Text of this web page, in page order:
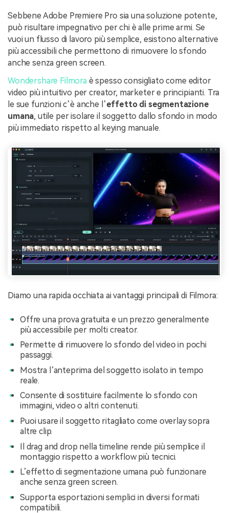
Sebbene Adobe Premiere Pro sia una soluzione potente,
può risultare impegnativo per chi è alle prime armi. Se
vuoi un flusso di lavoro più semplice, esistono alternative
più accessibili che permettono di rimuovere lo sfondo
anche senza green screen.
Wondershare Filmora è spesso consigliato come editor
video più intuitivo per creator, marketer e principianti. Tra
le sue funzioni c’è anche l’effetto di segmentazione
umana, utile per isolare il soggetto dallo sfondo in modo
più immediato rispetto al keying manuale.
Diamo una rapida occhiata ai vantaggi principali di Filmora:
Offre una prova gratuita e un prezzo generalmente
più accessibile per molti creator.
Permette di rimuovere lo sfondo del video in pochi
passaggi.
Mostra l’anteprima del soggetto isolato in tempo
reale.
Consente di sostituire facilmente lo sfondo con
immagini, video o altri contenuti.
Puoi usare il soggetto ritagliato come overlay sopra
altre clip.
Il drag and drop nella timeline rende più semplice il
montaggio rispetto a workflow più tecnici.
L’effetto di segmentazione umana può funzionare
anche senza green screen.
Supporta esportazioni semplici in diversi formati
compatibili.